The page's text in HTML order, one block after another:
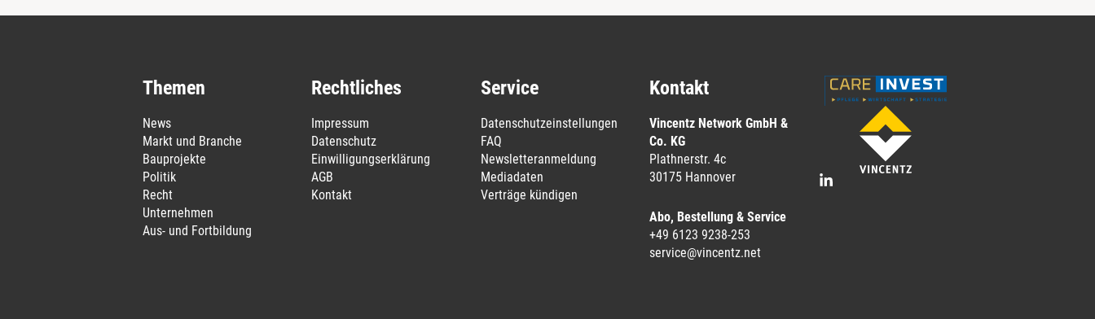
Themen
News
Markt und Branche
Bauprojekte
Politik
Recht
Unternehmen
Aus- und Fortbildung
Rechtliches
Impressum
Datenschutz
Einwilligungserklärung
AGB
Kontakt
Service
Datenschutzeinstellungen
FAQ
Newsletteranmeldung
Mediadaten
Verträge kündigen
Kontakt
Vincentz Network GmbH &
Co. KG
Plathnerstr. 4c
30175 Hannover
Abo, Bestellung & Service
+49 6123 9238-253
service@vincentz.net